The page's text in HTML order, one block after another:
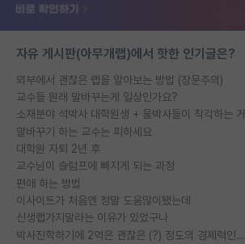
자유 게시판(아무개랩)에서 핫한 인기글은?
외부에서 괜찮은 랩을 알아보는 방법 (장문주의)
교수들 원래 말바꾸는게 일상인가요?
소재분야 석박사 대학원생 + 물박사들이 착각하는 거
말바꾸기 하는 교수는 피하세요
대학원 자퇴 2년 후
교수님이 슬럼프에 빠지게 되는 과정
편애 하는 방법
이사이트가 처음엔 정말 도움많이됐는데
신생랩가지말라는 이유가 있었구나
박사진학하기에 2억은 괜찮은 (?) 정도의 경제력인가요